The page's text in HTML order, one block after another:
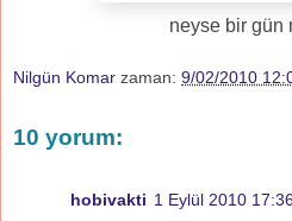
neyse bir gün
Nilgün Komar zaman: 9/02/2010
10 yorum:
hobivakti 1 Eylül 2010